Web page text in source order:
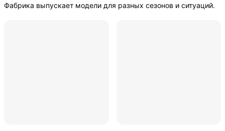
Фабрика выпускает модели для разных сезонов и ситуаций.